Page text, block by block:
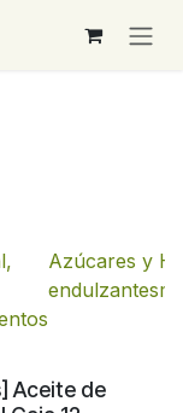
Azúcares y
endulzantes
Aceite de